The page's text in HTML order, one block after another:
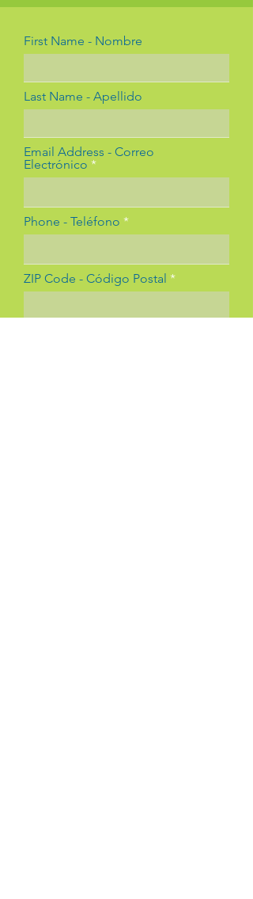
First Name - Nombre
Last Name - Apellido
Email Address - Correo
Electrónico
Phone - Teléfono
ZIP Code - Código Postal